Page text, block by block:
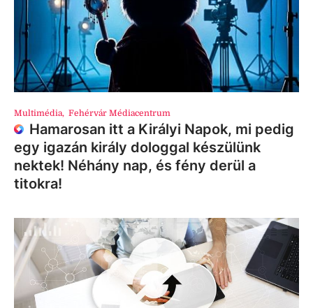
Multimédia, Fehérvár Médiacentrum
Hamarosan itt a Királyi Napok, mi pedig
egy igazán király dologgal készülünk
nektek! Néhány nap, és fény derül a
titokra!